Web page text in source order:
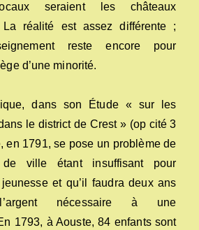
seraient les châteaux
réalité est assez différente ;
reste encore pour
d’une minorité.
dans son Étude « sur les
le district de Crest » (op cité 3
en 1791, se pose un problème de
ville étant insuffisant pour
jeunesse et qu’il faudra deux ans
nécessaire à une
1793, à Aouste, 84 enfants sont